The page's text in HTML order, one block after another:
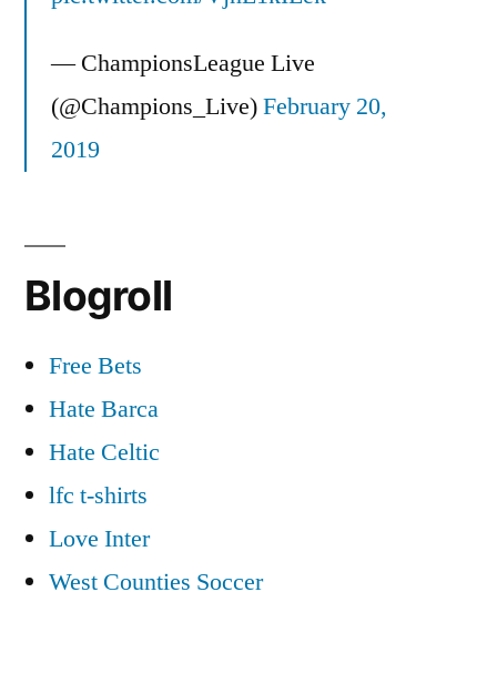
— ChampionsLeague Live
(@Champions_Live)February 20,
2019
Blogroll
Free Bets
Hate Barca
Hate Celtic
lfc t-shirts
Love Inter
West Counties Soccer